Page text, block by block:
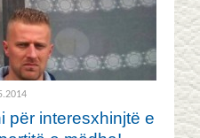
për interesxhinjtë e